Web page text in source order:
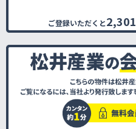
ご登録いただくと2,301